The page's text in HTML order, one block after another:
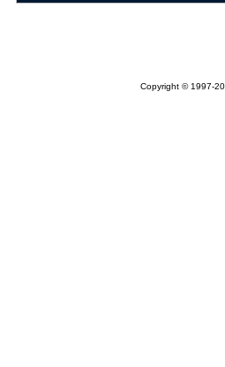
Copyright © 1997-